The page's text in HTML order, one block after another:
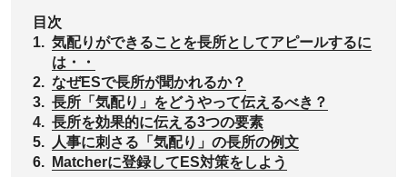
目次
1. 気配りができることを長所としてアピールするに
は・・
2. なぜESで長所が聞かれるか？
3. 長所「気配り」をどうやって伝えるべき？
4. 長所を効果的に伝える3つの要素
5.
人事に刺さる「気配り」の長所の例文
6.
Matcherに登録してES対策をしよう